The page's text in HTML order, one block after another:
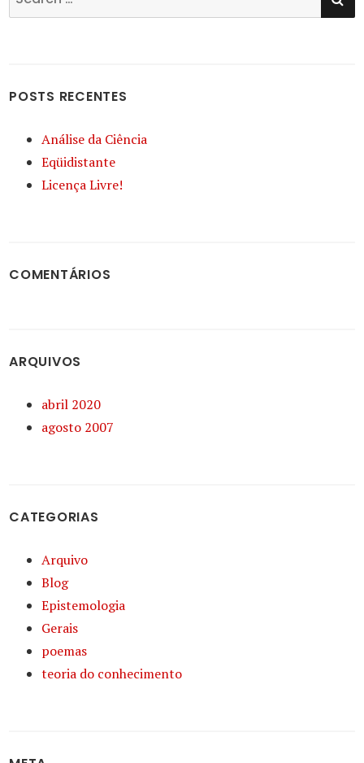
for:
POSTS RECENTES
Análise da Ciência
Eqüidistante
Licença Livre!
COMENTÁRIOS
ARQUIVOS
abril 2020
agosto 2007
CATEGORIAS
Arquivo
Blog
Epistemologia
Gerais
poemas
teoria do conhecimento